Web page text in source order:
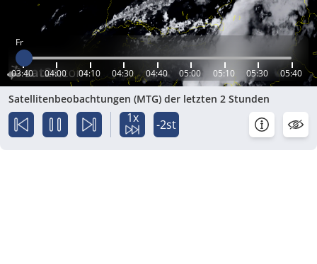
Fr
03:40 04:00 04:10 04:30 04:40 05:00 05:10 05:30 05:40
Satellitenbeobachtungen (MTG) der letzten 2 Stunden
1x -2st